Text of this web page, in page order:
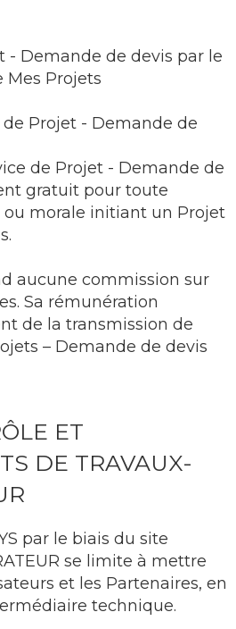
- Demande de devis par le
Mes Projets
de Projet - Demande de
de Projet - Demande de
gratuit pour toute
morale initiant un Projet
aucune commission sur
Sa rémunération
de la transmission de
– Demande de devis
ET
DE TRAVAUX-
par le biais du site
se limite à mettre
et les Partenaires, en
technique.